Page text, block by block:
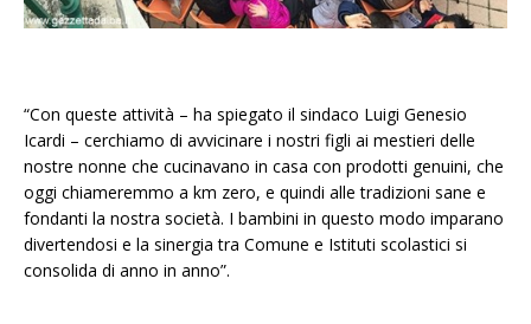
“Con queste attività – ha spiegato il sindaco Luigi Genesio
Icardi – cerchiamo di avvicinare i nostri figli ai mestieri delle
nostre nonne che cucinavano in casa con prodotti genuini, che
oggi chiameremmo a km zero, e quindi alle tradizioni sane e
fondanti la nostra società. I bambini in questo modo imparano
divertendosi e la sinergia tra Comune e Istituti scolastici si
consolida di anno in anno”.